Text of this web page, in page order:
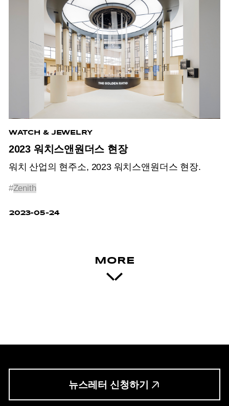
WATCH & JEWELRY
2023 워치스앤원더스 현장
워치 산업의 현주소, 2023 워치스앤원더스 현장.
#Zenith
2023-05-24
MORE
뉴스레터 신청하기